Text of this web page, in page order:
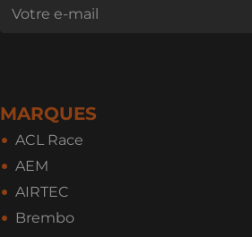
MARQUES
ACL Race
AEM
AIRTEC
Brembo